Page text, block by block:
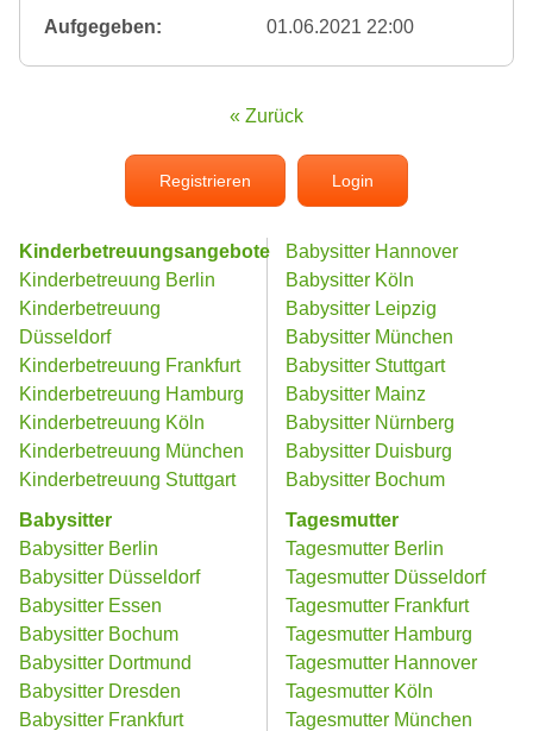
Aufgegeben:
01.06.2021 22:00
« Zurück
Registrieren Login
Kinderbetreuungsangebote
Kinderbetreuung Berlin
Kinderbetreuung
Düsseldorf
Kinderbetreuung Frankfurt
Kinderbetreuung Hamburg
Kinderbetreuung Köln
Kinderbetreuung München
Kinderbetreuung Stuttgart
Babysitter
Babysitter Berlin
Babysitter Düsseldorf
Babysitter Essen
Babysitter Bochum
Babysitter Dortmund
Babysitter Dresden
Babysitter Frankfurt
Babysitter Hannover
Babysitter Köln
Babysitter Leipzig
Babysitter München
Babysitter Stuttgart
Babysitter Mainz
Babysitter Nürnberg
Babysitter Duisburg
Babysitter Bochum
Tagesmutter
Tagesmutter Berlin
Tagesmutter Düsseldorf
Tagesmutter Frankfurt
Tagesmutter Hamburg
Tagesmutter Hannover
Tagesmutter Köln
Tagesmutter München